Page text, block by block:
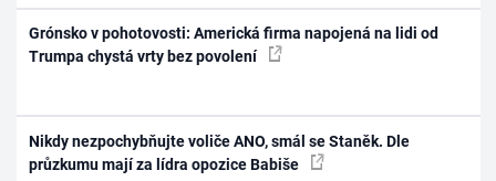
Grónsko v pohotovosti: Americká firma napojená na lidi od
Trumpa chystá vrty bez povolení
Nikdy nezpochybňujte voliče ANO, smál se Staněk. Dle
průzkumu mají za lídra opozice Babiše